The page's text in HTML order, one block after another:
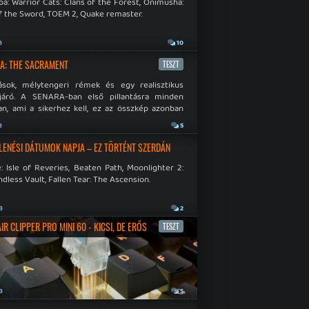
the Sword, TOEM 2, Quake remaster.
10
THE SACRAMENT TESZT
mélytengeri rémek és egy realisztikus
A SENARA-ban első pillantásra minden
ami a sikerhez kell, ez az összkép azonban
5
DÁTUMOK NAPJA – EZ TÖRTÉNT SZERDÁN
Isle of Reveries, Beaten Path, Moonlighter 2:
Vault, Fallen Tear: The Ascension.
2
CLIPPER PRO MINI 60 - KICSI, DE ERŐS TESZT
5